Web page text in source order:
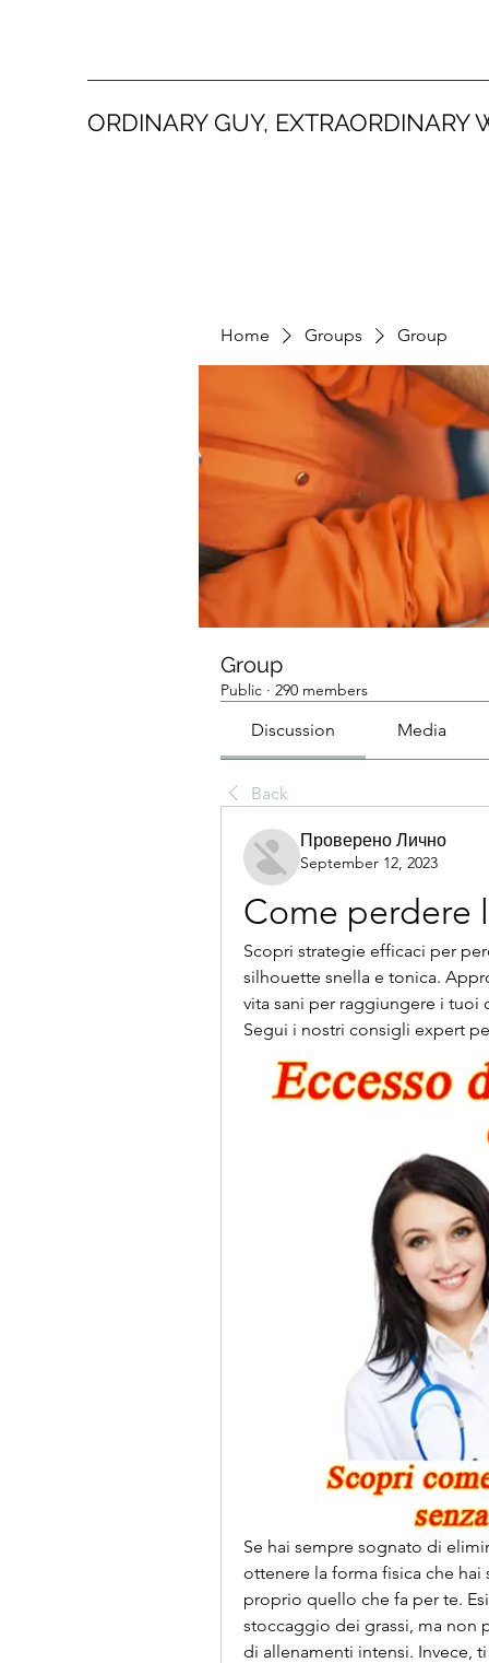
ORDINARY GUY, EXTRAORDINARY
Home Groups Group
Group
Public · 290 members
Discussion Media
Back
Проверено Лично
September 12, 2023
Come perdere
Scopri strategie efficaci per
silhouette snella e tonica.
vita sani per raggiungere i
Segui i nostri consigli expert
Se hai sempre sognato di
ottenere la forma fisica che
proprio quello che fa per te.
stoccaggio dei grassi, ma non
di allenamenti intensi. Invece,